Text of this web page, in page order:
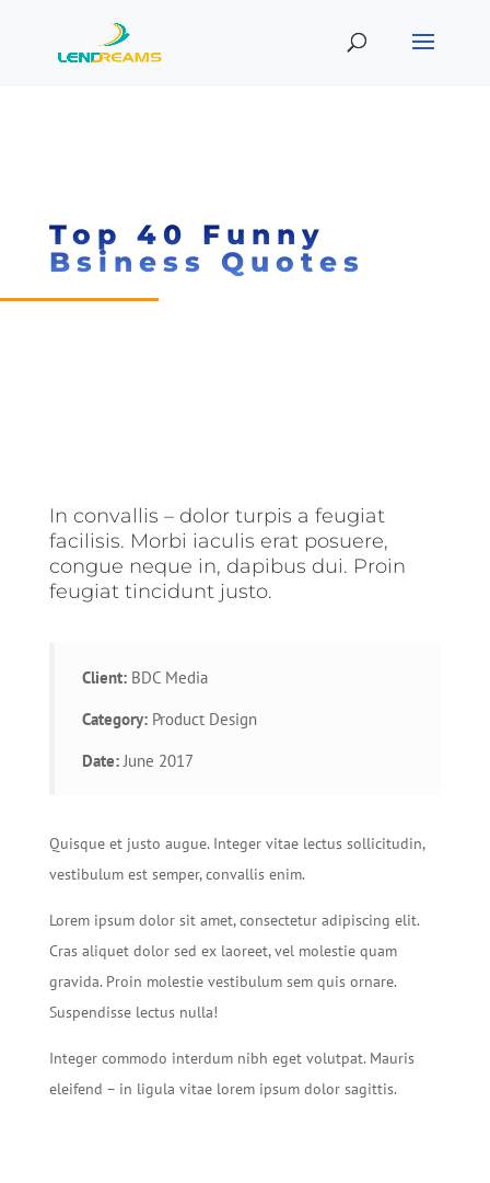
Top 40 Funny
Bsiness Quotes
In convallis – dolor turpis a feugiat
facilisis. Morbi iaculis erat posuere,
congue neque in, dapibus dui. Proin
feugiat tincidunt justo.
Client:BDC Media
Category:Product Design
Date:June 2017
Quisque et justo augue. Integer vitae lectus sollicitudin,
vestibulum est semper, convallis enim.
Lorem ipsum dolor sit amet, consectetur adipiscing elit.
Cras aliquet dolor sed ex laoreet, vel molestie quam
gravida. Proin molestie vestibulum sem quis ornare.
Suspendisse lectus nulla!
Integer commodo interdum nibh eget volutpat. Mauris
eleifend – in ligula vitae lorem ipsum dolor sagittis.